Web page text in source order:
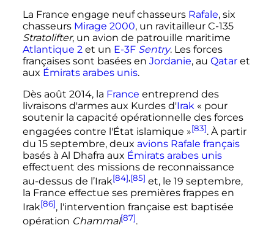
La France engage neuf chasseurs Rafale, six
chasseurs Mirage 2000, un ravitailleur C-135
Stratolifter, un avion de patrouille maritime
Atlantique 2et un E-3F Sentry. Les forces
françaises sont basées en Jordanie, au Qataret
aux Émirats arabes unis.
Dès août 2014, la France entreprend des
livraisons d'armes aux Kurdes d'Irak « pour
soutenir la capacité opérationnelle des forces
engagées contre l'État islamique »[83]. À partir
du 15 septembre, deux avions Rafale français
basés à Al Dhafra aux Émirats arabes unis
effectuent des missions de reconnaissance
au-dessus de l’Irak[84],[85] et, le 19 septembre,
la France effectue ses premières frappes en
Irak[86], l'intervention française est baptisée
opération Chammal[87].